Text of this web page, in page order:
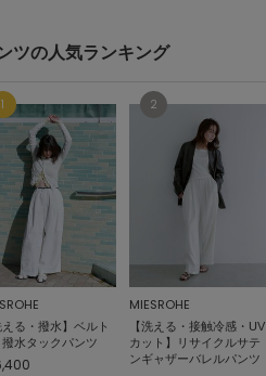
ツの人気ランキング
える・撥水】ベルト
水タックパンツ
MIESROHE
【洗える・接触冷感・UV
カット】リサイクルサテ
ンギャザーバレルパンツ